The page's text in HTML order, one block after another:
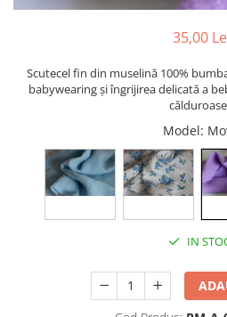
35,00
Scutecel fin din muselină 100%
babywearing și îngrijirea delicată a
Model:
IN